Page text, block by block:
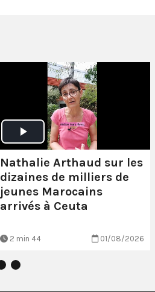
Nathalie Arthaud sur les
dizaines de milliers de
jeunes Marocains
arrivés à Ceuta
2 min 44 01/08/2026